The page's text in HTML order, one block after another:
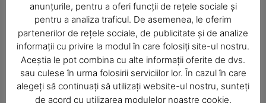
SUBSCRIBE NOW
Economic
Acasă
anunțurile, pentru a oferi funcții de rețele sociale și
pentru a analiza traficul. De asemenea, le oferim
partenerilor de rețele sociale, de publicitate și de analize
informații cu privire la modul în care folosiți site-ul nostru.
Aceștia le pot combina cu alte informații oferite de dvs.
sau culese în urma folosirii serviciilor lor. În cazul în care
alegeți să continuați să utilizați website-ul nostru, sunteți
de acord cu utilizarea modulelor noastre cookie.